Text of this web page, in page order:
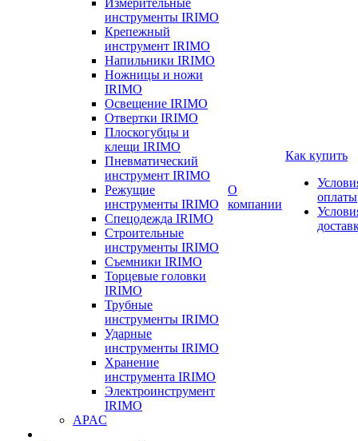
Измерительные
инструменты IRIMO
Крепежный
инструмент IRIMO
Напильники IRIMO
Ножницы и ножи
IRIMO
Освещение IRIMO
Отвертки IRIMO
Плоскогубцы и
клещи IRIMO
Пневматический
инструмент IRIMO
Режущие
инструменты IRIMO
Спецодежда IRIMO
Строительные
инструменты IRIMO
Съемники IRIMO
Торцевые головки
IRIMO
Трубные
инструменты IRIMO
Ударные
инструменты IRIMO
Хранение
инструмента IRIMO
Электроинструмент
IRIMO
APAC
О
компании
Как купить
оплаты